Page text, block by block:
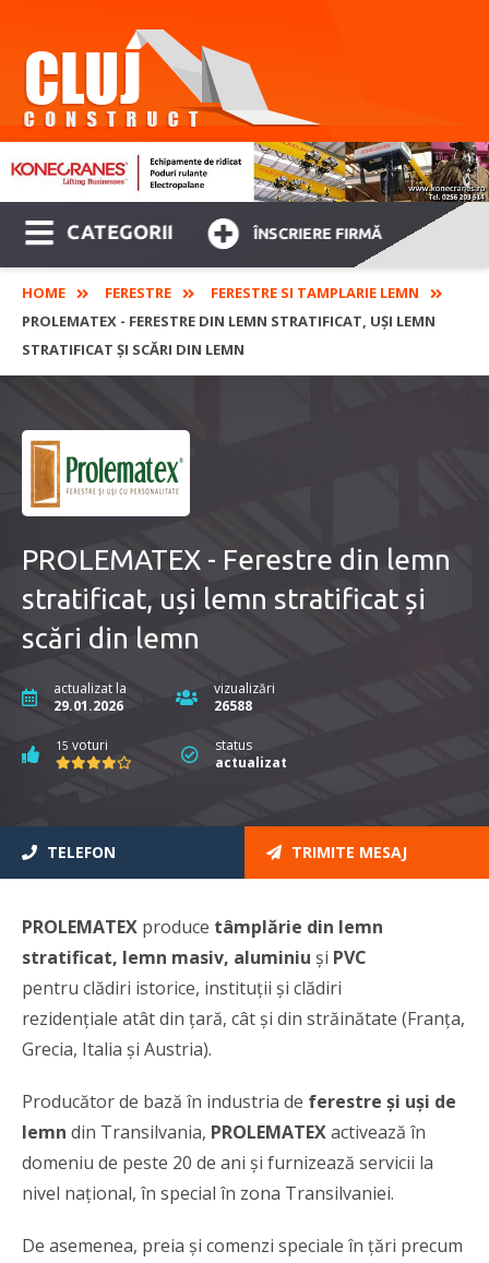
CATEGORII ÎNSCRIERE FIRMĂ
HOME FERESTRE
FERESTRE SI TAMPLARIE LEMN
PROLEMATEX - FERESTRE DIN LEMN STRATIFICAT, UȘI LEMN
STRATIFICAT ȘI SCĂRI DIN LEMN
PROLEMATEX - Ferestre din lemn
stratificat, uși lemn stratificat și
scări din lemn
actualizat la
29.01.2026
vizualizări
26588
15 voturi
status
actualizat
TELEFON TRIMITE MESAJ
PROLEMATEX produce tâmplărie din lemn
stratificat, lemn masiv, aluminiu și PVC
pentru clădiri istorice, instituții și clădiri
rezidențiale atât din țară, cât și din străinătate (Franța,
Grecia, Italia și Austria).
Producător de bază în industria de ferestre și uși de
lemn din Transilvania, PROLEMATEXactivează în
domeniu de peste 20 de ani și furnizează servicii la
nivel național, în special în zona Transilvaniei.
De asemenea, preia și comenzi speciale în țări precum